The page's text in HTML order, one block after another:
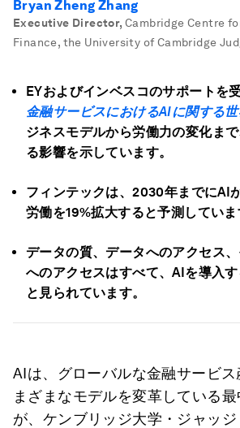
Bryan Zheng Zhang
Executive Director, Cambridge Centre
Finance, the University of Cambridge
EYおよびインベスコのサポートを
金融サービスにおけるAIに関する
ジネスモデルから労働力の変化ま
る影響を示しています。
フィンテックは、2030年までにAI
労働を19%拡大すると予測していま
データの質、データへのアクセス
へのアクセスはすべて、AIを導入
と見られています。
AIは、グローバルな金融サービス
まざまなモデルを変革している最
が、ケンブリッジ大学・ジャッ